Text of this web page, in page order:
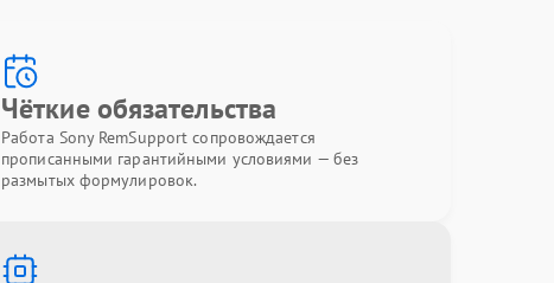
Чёткие обязательства
Работа Sony RemSupport сопровождается
прописанными гарантийными условиями — без
размытых формулировок.